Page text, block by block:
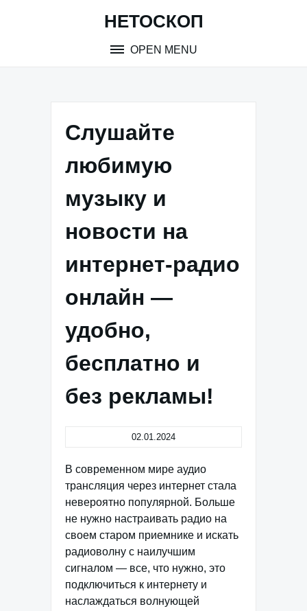
НЕТОСКОП
OPEN MENU
Слушайте
любимую
музыку и
новости на
интернет-радио
онлайн —
удобно,
бесплатно и
без рекламы!
02.01.2024
В современном мире аудио
трансляция через интернет стала
невероятно популярной. Больше
не нужно настраивать радио на
своем старом приемнике и искать
радиоволну с наилучшим
сигналом — все, что нужно, это
подключиться к интернету и
наслаждаться волнующей